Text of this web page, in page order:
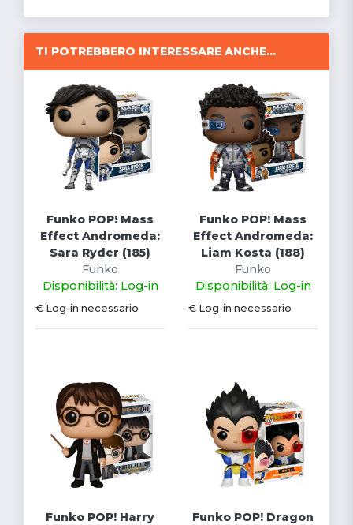
TI POTREBBERO INTERESSARE ANCHE...
Funko POP! Mass
Effect Andromeda:
Sara Ryder (185)
Funko
Disponibilità: Log-in
€ Log-in necessario
Funko POP! Mass
Effect Andromeda:
Liam Kosta (188)
Funko
Disponibilità: Log-in
€ Log-in necessario
Funko POP! Harry
Funko POP! Dragon